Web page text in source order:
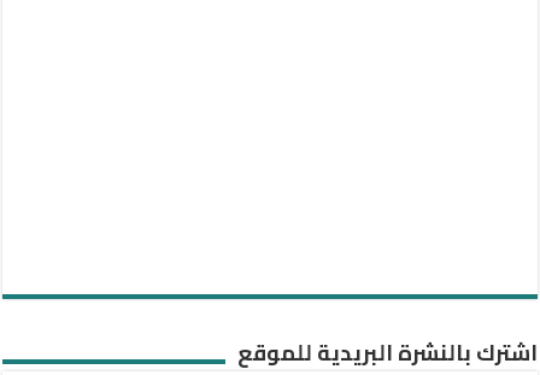
اشترك بالنشرة البريدية للموقع